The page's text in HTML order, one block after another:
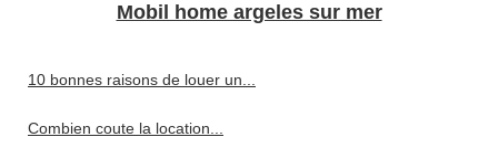
Mobil home argeles sur mer
10 bonnes raisons de louer un...
Combien coute la location...